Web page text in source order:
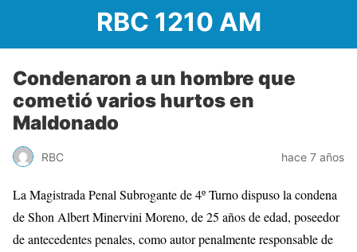
RBC 1210 AM
Condenaron a un hombre que
cometió varios hurtos en
Maldonado
RBC hace 7 años
La Magistrada Penal Subrogante de 4º Turno dispuso la condena
de Shon Albert Minervini Moreno, de 25 años de edad, poseedor
de antecedentes penales, como autor penalmente responsable de